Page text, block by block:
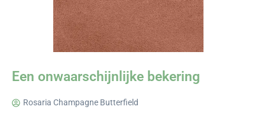
Een onwaarschijnlijke bekering
Rosaria Champagne Butterfield